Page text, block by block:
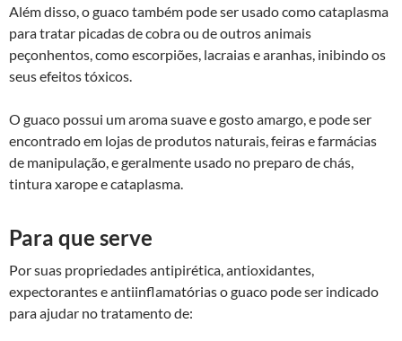
Além disso, o guaco também pode ser usado como cataplasma
para tratar picadas de cobra ou de outros animais
peçonhentos, como escorpiões, lacraias e aranhas, inibindo os
seus efeitos tóxicos.
O guaco possui um aroma suave e gosto amargo, e pode ser
encontrado em lojas de produtos naturais, feiras e farmácias
de manipulação, e geralmente usado no preparo de chás,
tintura xarope e cataplasma.
Para que serve
Por suas propriedades antipirética, antioxidantes,
expectorantes e antiinflamatórias o guaco pode ser indicado
para ajudar no tratamento de: